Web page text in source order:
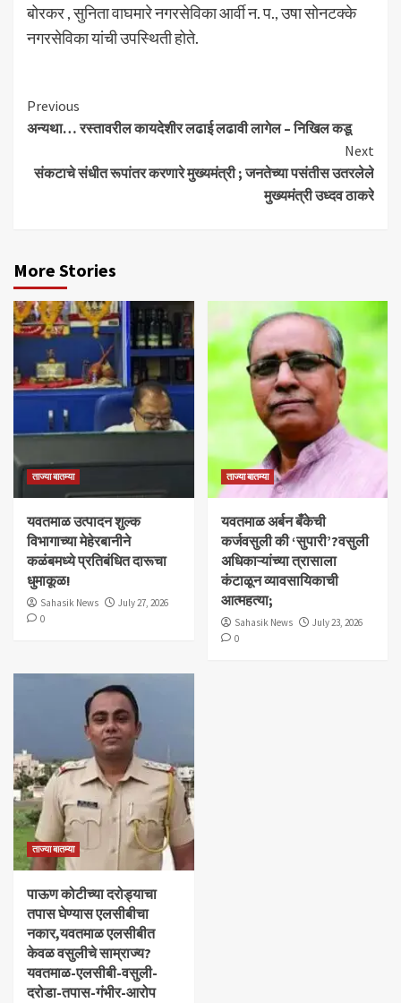
बोरकर , सुनिता वाघमारे नगरसेविका आर्वी न. प., उषा सोनटक्के
नगरसेविका यांची उपस्थिती होते.
Continue
Reading
Previous
अन्यथा… रस्तावरील कायदेशीर लढाई लढावी लागेल – निखिल कडू
Next
संकटाचे संधीत रूपांतर करणारे मुख्यमंत्री ; जनतेच्या पसंतीस उतरलेले
मुख्यमंत्री उध्दव ठाकरे
More Stories
ताज्या बातम्या
यवतमाळ उत्पादन शुल्क
विभागाच्या मेहेरबानीने
कळंबमध्ये प्रतिबंधित दारूचा
धुमाकूळ!
Sahasik News
July 27, 2026
0
ताज्या बातम्या
​यवतमाळ अर्बन बँकेची
कर्जवसुली की ‘सुपारी’?वसुली
अधिकाऱ्यांच्या त्रासाला
कंटाळून व्यावसायिकाची
आत्महत्या;
Sahasik News
July 23, 2026
0
ताज्या बातम्या
पाऊण कोटीच्या दरोड्याचा
तपास घेण्यास एलसीबीचा
नकार,यवतमाळ एलसीबीत
केवळ वसुलीचे साम्राज्य?
यवतमाळ-एलसीबी-वसुली-
दरोडा-तपास-गंभीर-आरोप